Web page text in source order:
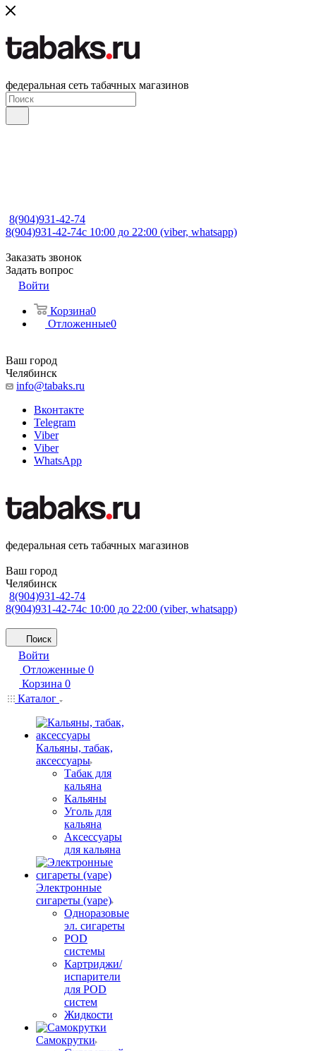
федеральная сеть табачных магазинов
8(904)931-42-74
8(904)931-42-74с 10:00 до 22:00 (viber, whatsapp)
Заказать звонок
Задать вопрос
Войти
Корзина0
Отложенные0
Ваш город
Челябинск
info@tabaks.ru
Вконтакте
Telegram
Viber
Viber
WhatsApp
федеральная сеть табачных магазинов
Ваш город
Челябинск
8(904)931-42-74
8(904)931-42-74с 10:00 до 22:00 (viber, whatsapp)
Поиск
Войти
Отложенные 0
Корзина 0
Каталог
Кальяны, табак,
аксессуары
Табак для
кальяна
Кальяны
Уголь для
кальяна
Аксессуары
для кальяна
Электронные
сигареты (vape)
Одноразовые
эл. сигареты
POD
системы
Картриджи/
испарители
для POD
систем
Жидкости
Самокрутки